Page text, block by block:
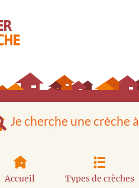
Je cherche une crèche à
Accueil Types de crèches